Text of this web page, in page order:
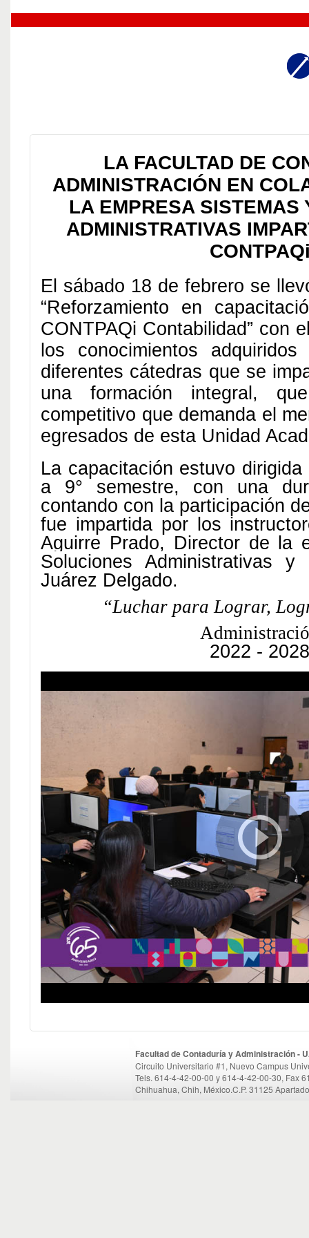
LA FACULTAD DE
ADMINISTRACIÓN EN
LA EMPRESA SISTEMAS
ADMINISTRATIVAS
El sábado 18 de febrero se
“Reforzamiento en
CONTPAQi Contabilidad” con
los conocimientos
diferentes cátedras que se
una formación integral,
competitivo que demanda el
egresados de esta Unidad
La capacitación estuvo
a 9° semestre, con una
contando con la participación
fue impartida por los
Aguirre Prado, Director de la
Soluciones Administrativas y
Juárez Delgado.
“Luchar para Lograr,
2022 - 2028
Facultad de Contaduría y Administración -
Circuito Universitario #1, Nuevo Campus
Tels. 614-4-42-00-00 y 614-4-42-00-30, Fax
Chihuahua, Chih, México.C.P. 31125